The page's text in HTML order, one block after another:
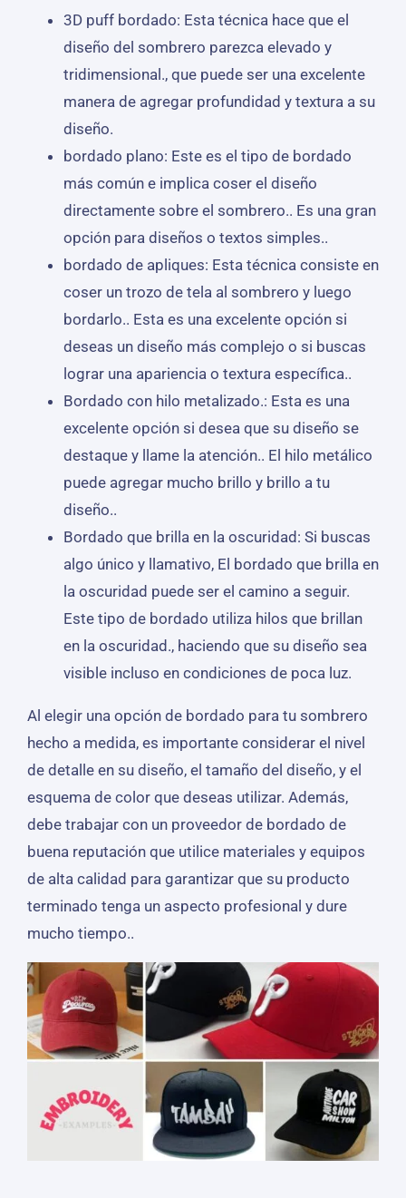
3D puff bordado: Esta técnica hace que el
diseño del sombrero parezca elevado y
tridimensional., que puede ser una excelente
manera de agregar profundidad y textura a su
diseño.
bordado plano: Este es el tipo de bordado
más común e implica coser el diseño
directamente sobre el sombrero.. Es una gran
opción para diseños o textos simples..
bordado de apliques: Esta técnica consiste en
coser un trozo de tela al sombrero y luego
bordarlo.. Esta es una excelente opción si
deseas un diseño más complejo o si buscas
lograr una apariencia o textura específica..
Bordado con hilo metalizado.: Esta es una
excelente opción si desea que su diseño se
destaque y llame la atención.. El hilo metálico
puede agregar mucho brillo y brillo a tu
diseño..
Bordado que brilla en la oscuridad: Si buscas
algo único y llamativo, El bordado que brilla en
la oscuridad puede ser el camino a seguir.
Este tipo de bordado utiliza hilos que brillan
en la oscuridad., haciendo que su diseño sea
visible incluso en condiciones de poca luz.
Al elegir una opción de bordado para tu sombrero
hecho a medida, es importante considerar el nivel
de detalle en su diseño, el tamaño del diseño, y el
esquema de color que deseas utilizar. Además,
debe trabajar con un proveedor de bordado de
buena reputación que utilice materiales y equipos
de alta calidad para garantizar que su producto
terminado tenga un aspecto profesional y dure
mucho tiempo..